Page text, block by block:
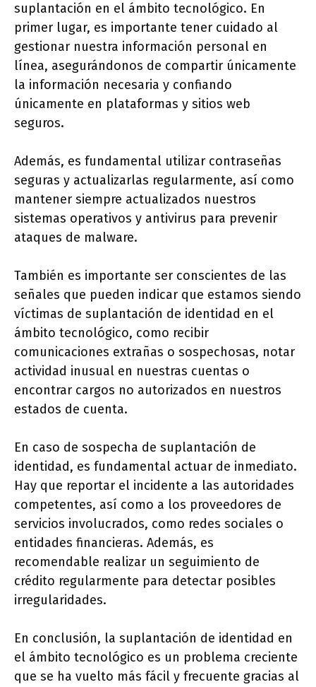
suplantación en el ámbito tecnológico. En
primer lugar, es importante tener cuidado al
gestionar nuestra información personal en
línea, asegurándonos de compartir únicamente
la información necesaria y confiando
únicamente en plataformas y sitios web
seguros.
Además, es fundamental utilizar contraseñas
seguras y actualizarlas regularmente, así como
mantener siempre actualizados nuestros
sistemas operativos y antivirus para prevenir
ataques de malware.
También es importante ser conscientes de las
señales que pueden indicar que estamos siendo
víctimas de suplantación de identidad en el
ámbito tecnológico, como recibir
comunicaciones extrañas o sospechosas, notar
actividad inusual en nuestras cuentas o
encontrar cargos no autorizados en nuestros
estados de cuenta.
En caso de sospecha de suplantación de
identidad, es fundamental actuar de inmediato.
Hay que reportar el incidente a las autoridades
competentes, así como a los proveedores de
servicios involucrados, como redes sociales o
entidades financieras. Además, es
recomendable realizar un seguimiento de
crédito regularmente para detectar posibles
irregularidades.
En conclusión, la suplantación de identidad en
el ámbito tecnológico es un problema creciente
que se ha vuelto más fácil y frecuente gracias al